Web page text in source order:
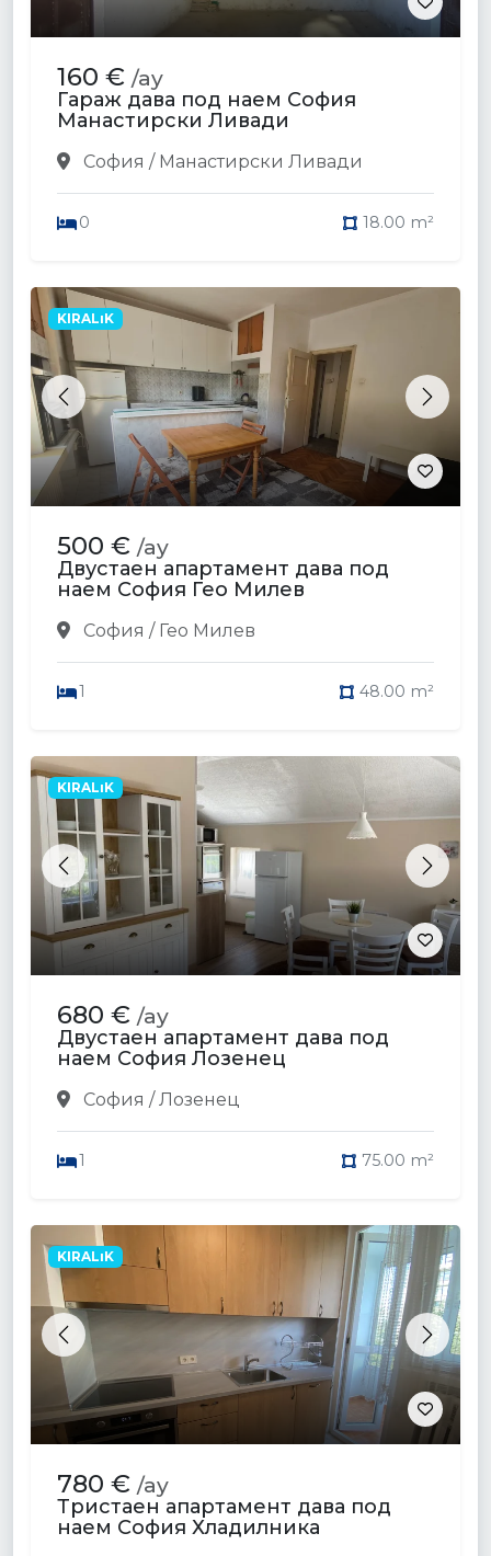
160 € /ay
Гараж дава под наем София
Манастирски Ливади
София / Манастирски Ливади
0 18.00 m²
Previous Next
KIRALıK
500 € /ay
Двустаен апартамент дава под
наем София Гео Милев
София / Гео Милев
1 48.00 m²
Previous Next
KIRALıK
680 € /ay
Двустаен апартамент дава под
наем София Лозенец
София / Лозенец
1 75.00 m²
Previous Next
KIRALıK
780 € /ay
Тристаен апартамент дава под
наем София Хладилника